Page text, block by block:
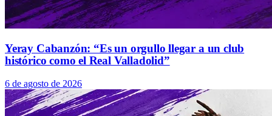
Yeray Cabanzón: “Es un orgullo llegar a un club
histórico como el Real Valladolid”
6 de agosto de 2026